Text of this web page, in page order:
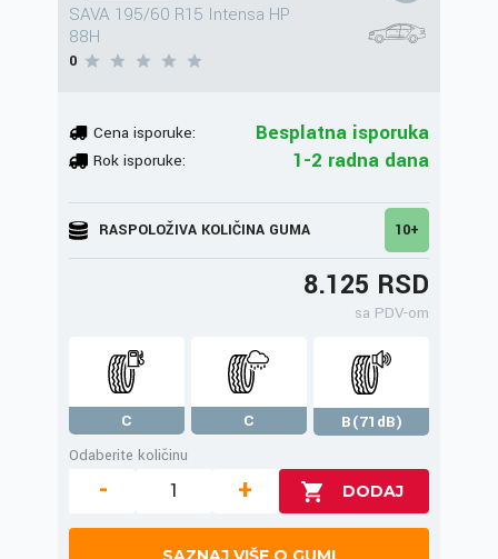
SAVA 195/60 R15 Intensa HP
88H
0
Cena isporuke: Besplatna isporuka
Rok isporuke: 1-2 radna dana
RASPOLOŽIVA KOLIČINA GUMA 10+
8.125 RSD
sa PDV-om
C C
B(71dB)
Odaberite količinu
- +